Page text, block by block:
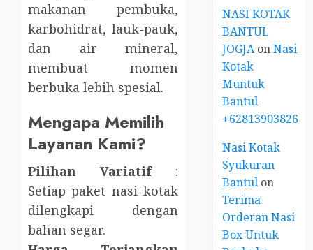
makanan pembuka,
karbohidrat, lauk-pauk,
dan air mineral,
membuat momen
berbuka lebih spesial.
Mengapa Memilih
Layanan Kami?
Pilihan Variatif:
Setiap paket nasi kotak
dilengkapi dengan
bahan segar.
NASI KOTAK
BANTUL
JOGJAonNasi
Kotak
Muntuk
Bantul
+6281390382667
Nasi Kotak
Syukuran
Bantul on
Terima
Orderan Nasi
Box Untuk